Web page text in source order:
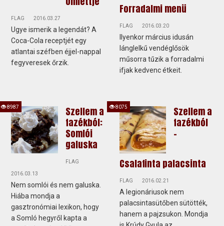
FLAG 2016.03.27
Ugye ismerik a legendát? A
Coca-Cola receptjét egy
atlantai széfben éjjel-nappal
fegyveresek őrzik.
Forradalmi menü
FLAG 2016.03.20
Ilyenkor március idusán
lánglelkű vendéglősök
műsorra tűzik a forradalmi
ifjak kedvenc étkeit.
Szellem a
fazékból:
Somlói
galuska
FLAG
2016.03.13
Nem somlói és nem galuska.
Hiába mondja a
gasztronómiai lexikon, hogy
a Somló hegyről kapta a
8987
Szellem a
fazékból
-
Csalafinta palacsinta
FLAG 2016.02.21
A legionáriusok nem
palacsintasütőben sütötték,
hanem a pajzsukon. Mondja
8075